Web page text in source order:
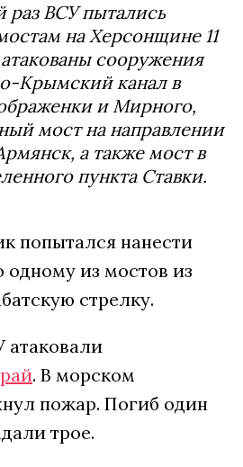
раз ВСУ пытались
на Херсонщине 11
сооружения
Крымский канал в
и Мирного,
мост на направлении
а также мост в
пункта Ставки.
попытался нанести
одному из мостов из
стрелку.
. В морском
пожар. Погиб один
трое.